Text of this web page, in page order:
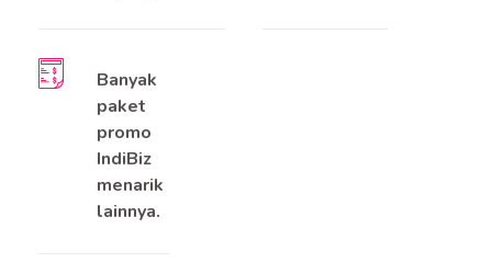
Banyak
paket
promo
IndiBiz
menarik
lainnya.